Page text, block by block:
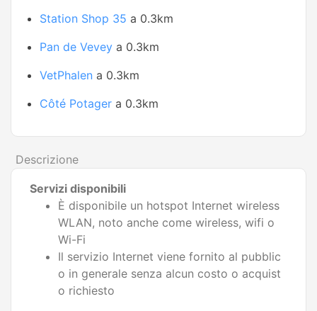
Station Shop 35 a 0.3km
Pan de Vevey a 0.3km
VetPhalen a 0.3km
Côté Potager a 0.3km
Descrizione
Servizi disponibili
È disponibile un hotspot Internet wireless
WLAN, noto anche come wireless, wifi o
Wi-Fi
Il servizio Internet viene fornito al pubblic
o in generale senza alcun costo o acquist
o richiesto